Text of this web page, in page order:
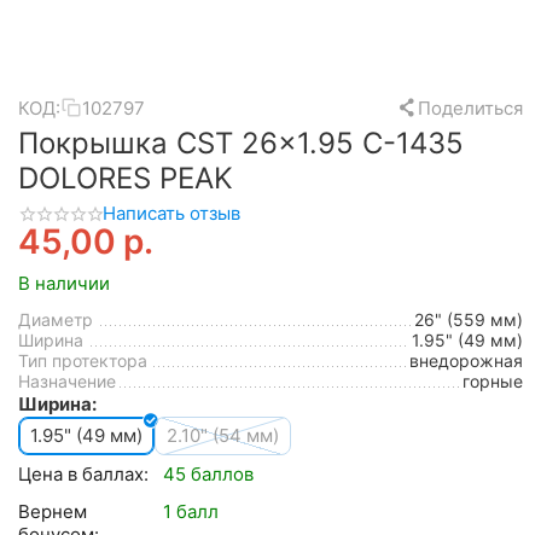
КОД: 102797 Поделиться
Покрышка CST 26x1.95 C-1435
DOLORES PEAK
Написать отзыв
45,00 р.
В наличии
Диаметр
26" (559 мм)
Ширина
1.95" (49 мм)
Тип протектора
внедорожная
Назначение
горные
Ширина:
1.95" (49 мм)
2.10" (54 мм)
Цена в баллах:
45 баллов
Вернем
1 балл